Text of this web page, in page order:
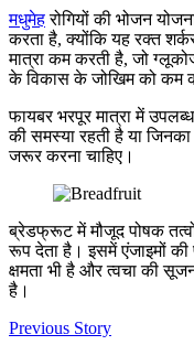
मधुमेहरोगियों की भोजन
करता है, क्योंकि यह रक्त
मात्रा कम करती है, जो
के विकास के जोखिम को कम
फायबर भरपूर मात्रा में
की समस्या रहती है या जिनका
जरूर करना चाहिए।
ब्रेडफ्रूट में मौजूद पोषक
रूप देता है। इसमें एंजाइमों की
क्षमता भी है और त्वचा की
है।
Previous Story